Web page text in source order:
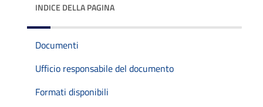
INDICE DELLA PAGINA
Documenti
Ufficio responsabile del documento
Formati disponibili